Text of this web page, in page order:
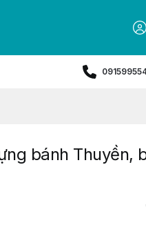
bánh Thuyền,